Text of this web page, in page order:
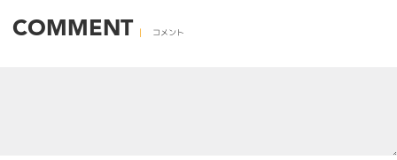
COMMENT コメント